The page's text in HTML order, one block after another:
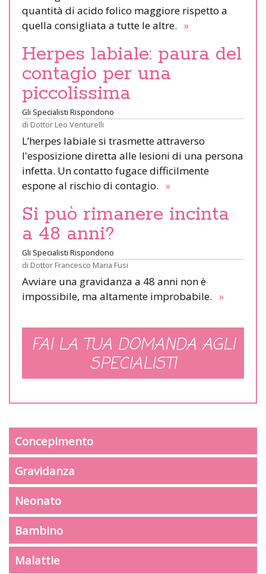
quantità di acido folico maggiore rispetto a
quella consigliata a tutte le altre. »
Herpes labiale: paura del
contagio per una
piccolissima
Gli Specialisti Rispondono
di Dottor Leo Venturelli
L’herpes labiale si trasmette attraverso
l'esposizione diretta alle lesioni di una persona
infetta. Un contatto fugace difficilmente
espone al rischio di contagio. »
Si può rimanere incinta
a 48 anni?
Gli Specialisti Rispondono
di Dottor Francesco Maria Fusi
Avviare una gravidanza a 48 anni non è
impossibile, ma altamente improbabile. »
FAI LA TUA DOMANDA AGLI
SPECIALISTI
Concepimento
Gravidanza
Neonato
Bambino
Malattie